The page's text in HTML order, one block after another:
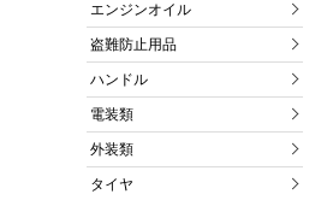
エンジンオイル
盗難防止用品
ハンドル
電装類
外装類
タイヤ